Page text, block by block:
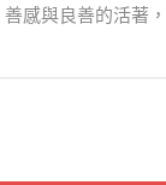
感與良善的活著